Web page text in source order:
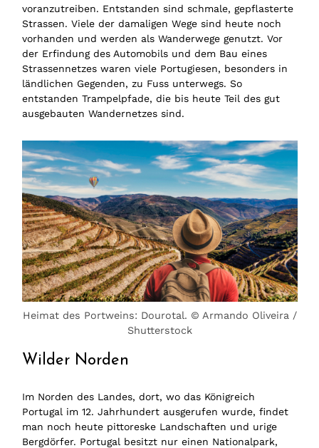
voranzutreiben. Entstanden sind schmale, gepflasterte
Strassen. Viele der damaligen Wege sind heute noch
vorhanden und werden als Wanderwege genutzt. Vor
der Erfindung des Automobils und dem Bau eines
Strassennetzes waren viele Portugiesen, besonders in
ländlichen Gegenden, zu Fuss unterwegs. So
entstanden Trampelpfade, die bis heute Teil des gut
ausgebauten Wandernetzes sind.
Heimat des Portweins: Dourotal. © Armando Oliveira /
Shutterstock
Wilder Norden
Im Norden des Landes, dort, wo das Königreich
Portugal im 12. Jahrhundert ausgerufen wurde, findet
man noch heute pittoreske Landschaften und urige
Bergdörfer. Portugal besitzt nur einen Nationalpark,